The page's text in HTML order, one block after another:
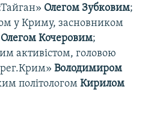
Олегом Зубковим;
у Криму, засновником
Олегом Кочеровим;
активістом, головою
Володимиром
політологом Кирилом